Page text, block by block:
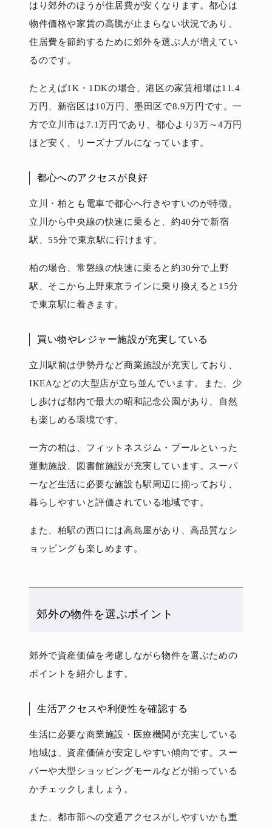
はり郊外のほうが住居費が安くなります。都心は
物件価格や家賃の高騰が止まらない状況であり、
住居費を節約するために郊外を選ぶ人が増えてい
るのです。
たとえば1K・1DKの場合、港区の家賃相場は11.4
万円、新宿区は10万円、墨田区で8.9万円です。一
方で立川市は7.1万円であり、都心より3万～4万円
ほど安く、リーズナブルになっています。
都心へのアクセスが良好
立川・柏とも電車で都心へ行きやすいのが特徴。
立川から中央線の快速に乗ると、約40分で新宿
駅、55分で東京駅に行けます。
柏の場合、常磐線の快速に乗ると約30分で上野
駅、そこから上野東京ラインに乗り換えると15分
で東京駅に着きます。
買い物やレジャー施設が充実している
立川駅前は伊勢丹など商業施設が充実しており、
IKEAなどの大型店が立ち並んでいます。また、少
し歩けば都内で最大の昭和記念公園があり、自然
も楽しめる環境です。
一方の柏は、フィットネスジム・プールといった
運動施設、図書館施設が充実しています。スーパ
ーなど生活に必要な施設も駅周辺に揃っており、
暮らしやすいと評価されている地域です。
また、柏駅の西口には高島屋があり、高品質なシ
ョッピングも楽しめます。
郊外の物件を選ぶポイント
郊外で資産価値を考慮しながら物件を選ぶための
ポイントを紹介します。
生活アクセスや利便性を確認する
生活に必要な商業施設・医療機関が充実している
地域は、資産価値が安定しやすい傾向です。スー
パーや大型ショッピングモールなどが揃っている
かチェックしましょう。
また、都市部への交通アクセスがしやすいかも重